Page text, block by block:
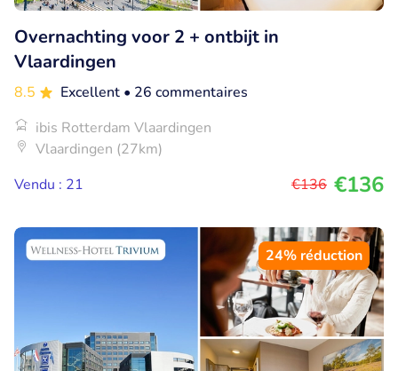
Overnachting voor 2 + ontbijt in
Vlaardingen
8.5 Excellent • 26 commentaires
ibis Rotterdam Vlaardingen
Vlaardingen (27km)
Vendu : 21
€136 €136
24% réduction